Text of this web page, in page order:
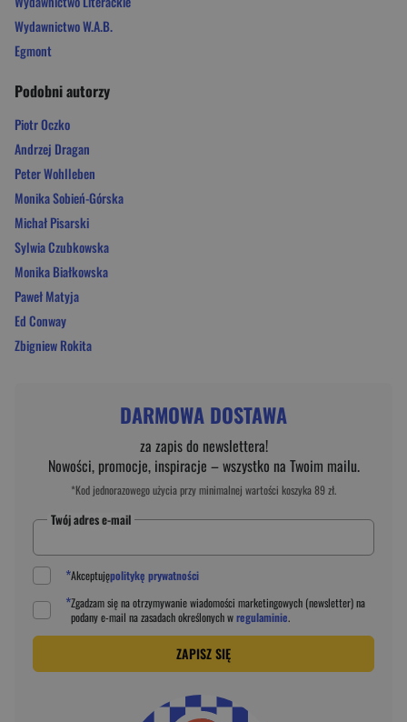
Wydawnictwo W.A.B.
Egmont
Podobni autorzy
Piotr Oczko
Andrzej Dragan
Peter Wohlleben
Monika Sobień-Górska
Michał Pisarski
Sylwia Czubkowska
Monika Białkowska
Paweł Matyja
Ed Conway
Zbigniew Rokita
DARMOWA DOSTAWA
za zapis do newslettera!
Nowości, promocje, inspiracje – wszystko na Twoim mailu.
*Kod jednorazowego użycia przy minimalnej wartości koszyka 89 zł.
Twój adres e-mail
*Akceptujępolitykę prywatności
*Zgadzam się na otrzymywanie wiadomości marketingowych (newsletter) na
podanye-mail na zasadach określonych wregulaminie.
ZAPISZ SIĘ